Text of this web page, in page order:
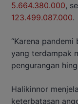
5.664.380.000,
123.499.087.000.
“Karena
yang terdampak
pengurangan
Halikinnor
keterbatasan